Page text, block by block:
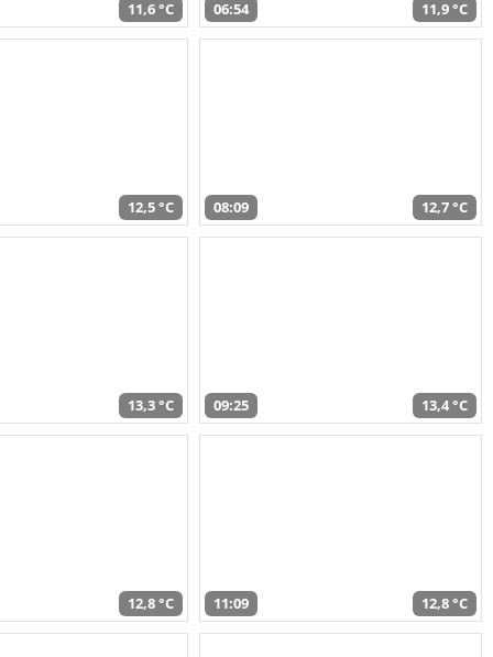
11,6 °C 06:54 11,9 °C
12,5 °C 08:09 12,7 °C
13,3 °C 09:25 13,4 °C
12,8 °C 11:09 12,8 °C